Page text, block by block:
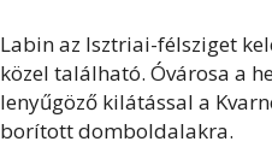
Labin az Isztriai-félsziget
közel található. Óvárosa a
lenyűgöző kilátással a
borított domboldalakra.